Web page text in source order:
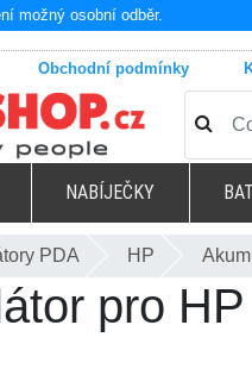
možný osobní odběr.
Obchodní podmínky
NABÍJEČKY
PDA HP
pro